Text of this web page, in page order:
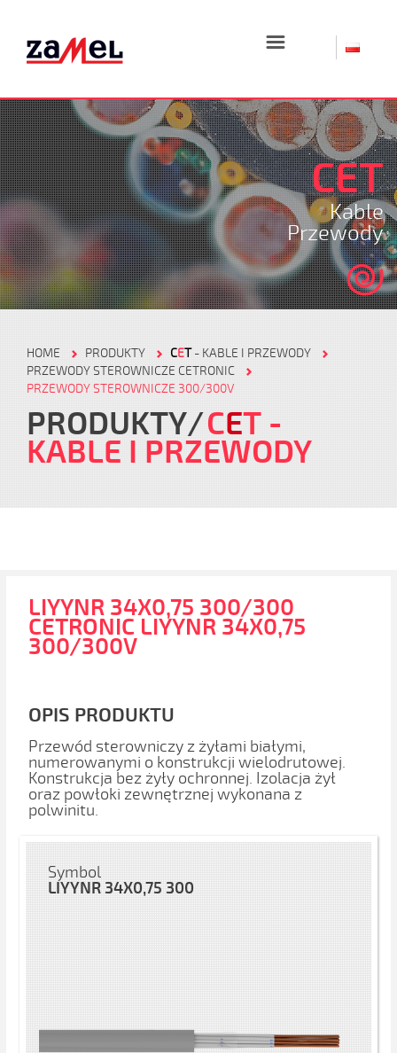
☰
CET
Kable
Przewody
HOME PRODUKTY CET- KABLE I PRZEWODY
PRZEWODY STEROWNICZE CETRONIC
PRZEWODY STEROWNICZE 300/300V
PRODUKTY CET -
KABLE I PRZEWODY
LIYYNR 34X0,75 300/300
CETRONIC LIYYNR 34X0,75
300/300V
OPIS PRODUKTU
Przewód sterowniczy z żyłami białymi,
numerowanymi o konstrukcji wielodrutowej.
Konstrukcja bez żyły ochronnej. Izolacja żył
oraz powłoki zewnętrznej wykonana z
polwinitu.
Symbol
LIYYNR 34X0,75 300